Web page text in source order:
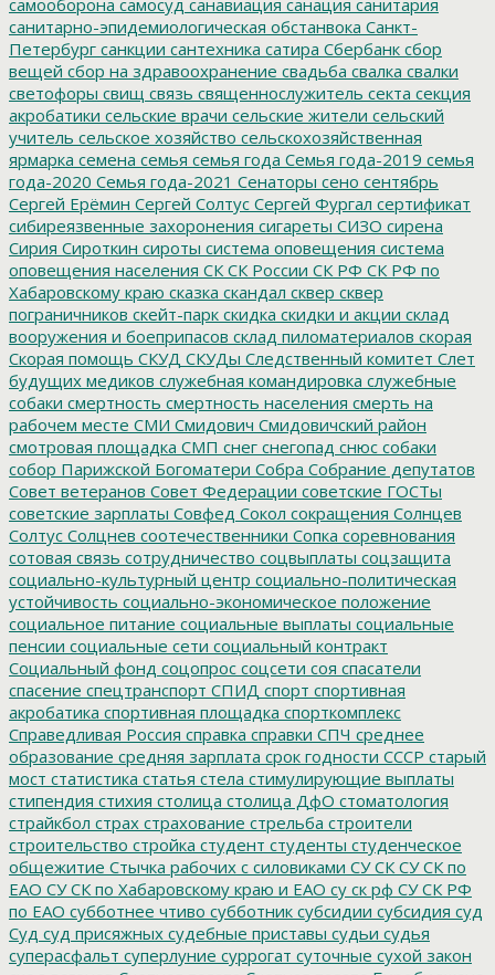
санитарно-эпидемиологическая обстанвока Санкт-
Петербург санкции сантехника сатира Сбербанк сбор
вещей сбор на здравоохранение свадьба свалка свалки
светофоры свищ связь священнослужитель секта секция
акробатики сельские врачи сельские жители сельский
учитель сельское хозяйство сельскохозяйственная
ярмарка семена семья семья года Семья года-2019 семья
года-2020 Семья года-2021 Сенаторы сено сентябрь
Сергей Ерёмин Сергей Солтус Сергей Фургал сертификат
сибиреязвенные захоронения сигареты СИЗО сирена
Сирия Сироткин сироты система оповещения система
оповещения населения СК СК России СК РФ СК РФ по
Хабаровскому краю сказка скандал сквер сквер
пограничников скейт-парк скидка скидки и акции склад
вооружения и боеприпасов склад пиломатериалов скорая
Скорая помощь СКУД СКУДы Следственный комитет Слет
будущих медиков служебная командировка служебные
собаки смертность смертность населения смерть на
рабочем месте СМИ Смидович Смидовичский район
смотровая площадка СМП снег снегопад снюс собаки
собор Парижской Богоматери Собра Собрание депутатов
Совет ветеранов Совет Федерации советские ГОСТы
советские зарплаты Совфед Сокол сокращения Солнцев
Солтус Солцнев соотечественники Сопка соревнования
сотовая связь сотрудничество соцвыплаты соцзащита
социально-культурный центр социально-политическая
устойчивость социально-экономическое положение
социальное питание социальные выплаты социальные
пенсии социальные сети социальный контракт
Социальный фонд соцопрос соцсети соя спасатели
спасение спецтранспорт СПИД спорт спортивная
акробатика спортивная площадка спорткомплекс
Справедливая Россия справка справки СПЧ среднее
образование средняя зарплата срок годности СССР старый
мост статистика статья стела стимулирующие выплаты
стипендия стихия столица столица ДфО стоматология
страйкбол страх страхование стрельба строители
строительство стройка студент студенты студенческое
общежитие Стычка рабочих с силовиками СУ СК СУ СК по
ЕАО СУ СК по Хабаровскому краю и ЕАО су ск рф СУ СК РФ
по ЕАО субботнее чтиво субботник субсидии субсидия суд
Суд суд присяжных судебные приставы судьи судья
суперасфальт суперлуние суррогат суточные сухой закон